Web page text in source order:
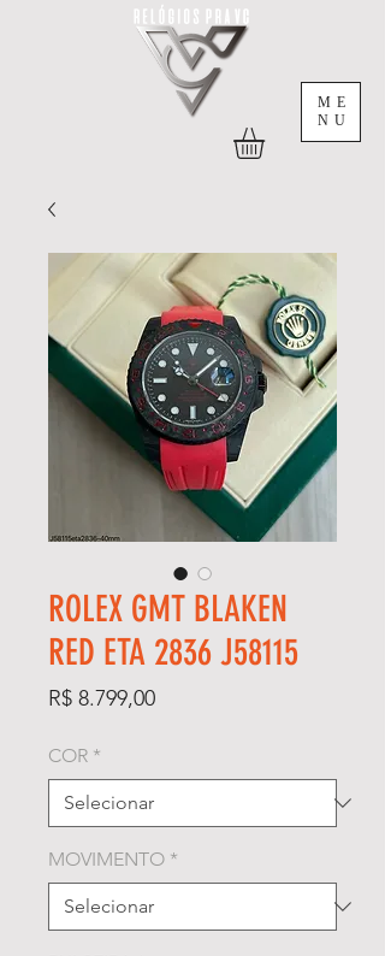
ME
NU
ROLEX GMT BLAKEN
RED ETA 2836 J58115
R$ 8.799,00Preço
COR *
MOVIMENTO *